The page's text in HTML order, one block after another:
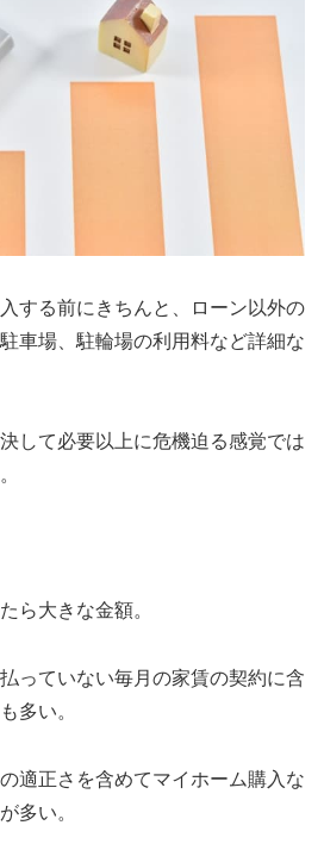
する前にきちんと、ローン以外の
車場、駐輪場の利用料など詳細な
して必要以上に危機迫る感覚では
ら大きな金額。
っていない毎月の家賃の契約に含
多い。
適正さを含めてマイホーム購入な
多い。